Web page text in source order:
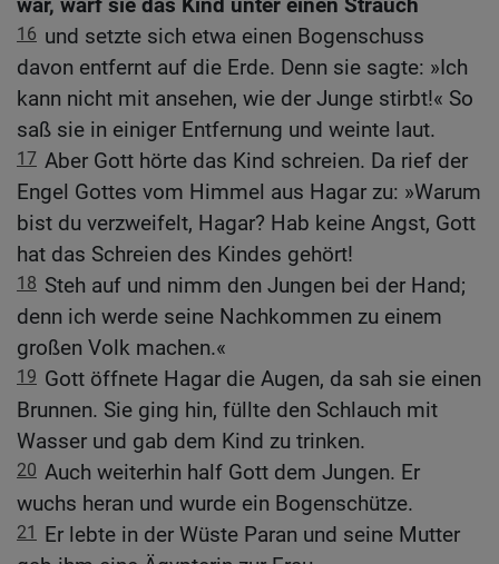
war, warf sie das Kind unter einen Strauch
16 und setzte sich etwa einen Bogenschuss
davon entfernt auf die Erde. Denn sie sagte: »Ich
kann nicht mit ansehen, wie der Junge stirbt!« So
saß sie in einiger Entfernung und weinte laut.
17 Aber Gott hörte das Kind schreien. Da rief der
Engel Gottes vom Himmel aus Hagar zu: »Warum
bist du verzweifelt, Hagar? Hab keine Angst, Gott
hat das Schreien des Kindes gehört!
18 Steh auf und nimm den Jungen bei der Hand;
denn ich werde seine Nachkommen zu einem
großen Volk machen.«
19 Gott öffnete Hagar die Augen, da sah sie einen
Brunnen. Sie ging hin, füllte den Schlauch mit
Wasser und gab dem Kind zu trinken.
20 Auch weiterhin half Gott dem Jungen. Er
wuchs heran und wurde ein Bogenschütze.
21
Er lebte in der Wüste Paran und seine Mutter